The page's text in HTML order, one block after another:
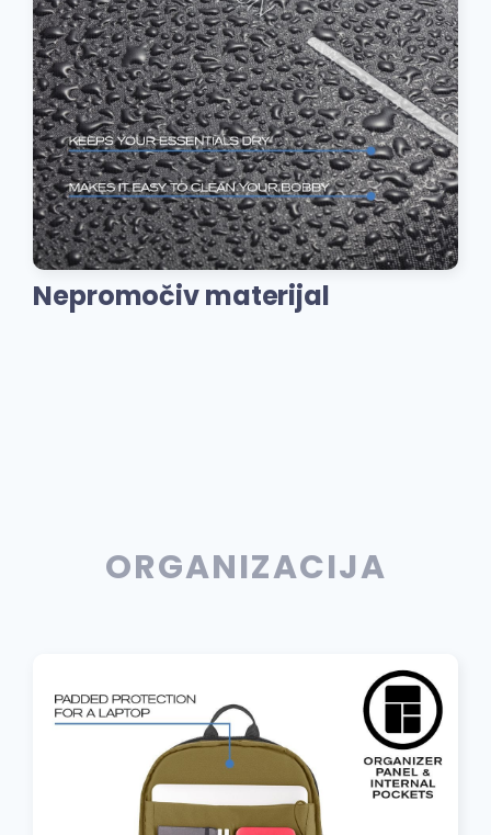
Nepromočiv materijal
ORGANIZACIJA